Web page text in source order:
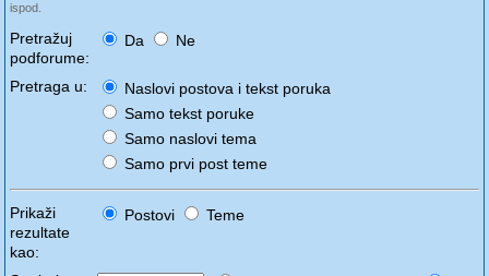
ispod.
Pretražuj
podforume:
Da Ne
Pretraga u:
Naslovi postova i tekst poruka
Samo tekst poruke
Samo naslovi tema
Samo prvi post teme
Prikaži
rezultate
kao:
Postovi Teme